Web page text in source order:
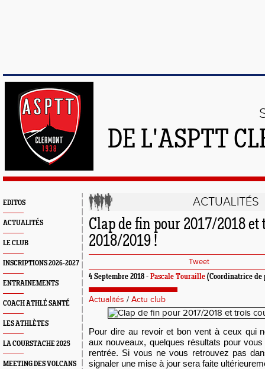
DE L'ASPTT
EDITOS
ACTUALITÉS
LE CLUB
INSCRIPTIONS 2026-2027
ENTRAINEMENTS
COACH ATHLÉ SANTÉ
LES ATHLÈTES
LA COURSTACHE 2025
MEETING DES VOLCANS
ACTUALITÉS
Clap de fin pour 2017/2018 et
2018/2019 !
Tweet
4 Septembre 2018 - Pascale Touraille (Coordinatrice
Actualités / Actu club
Pour dire au revoir et bon vent à ceux qui
aux nouveaux, quelques résultats pour
rentrée. Si vous ne vous retrouvez pas
signaler une mise à jour sera faite